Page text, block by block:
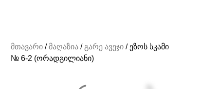
მთავარი /მაღაზია / გარე ავეჯი / ეზოს სკამი
№ 6-2 (ორადგილიანი)